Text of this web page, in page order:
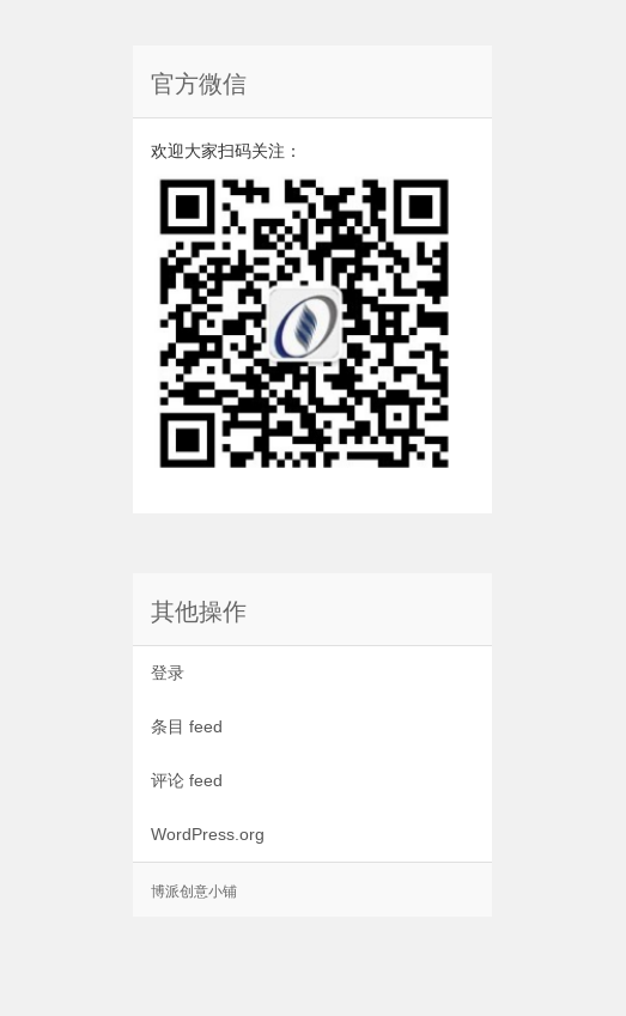
官方微信
欢迎大家扫码关注：
其他操作
登录
条目 feed
评论 feed
WordPress.org